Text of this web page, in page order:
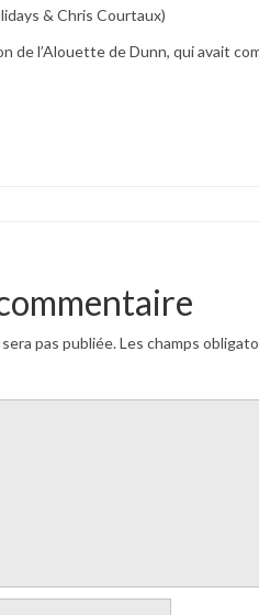
& Chris Courtaux)
de l’Alouette de Dunn, qui avait
pas publiée.Les champs